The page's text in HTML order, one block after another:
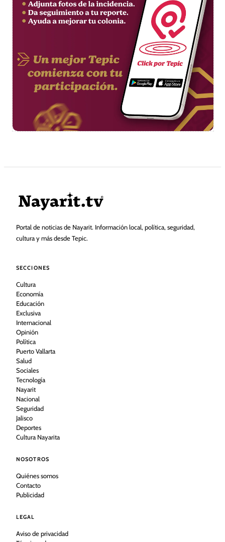
Portal de noticias de Nayarit. Información local, política, seguridad,
cultura y más desde Tepic.
SECCIONES
Cultura
Economía
Educación
Exclusiva
Internacional
Opinión
Política
Puerto Vallarta
Salud
Sociales
Tecnología
Nayarit
Nacional
Seguridad
Jalisco
Deportes
Cultura Nayarita
NOSOTROS
Quiénes somos
Contacto
Publicidad
LEGAL
Aviso de privacidad